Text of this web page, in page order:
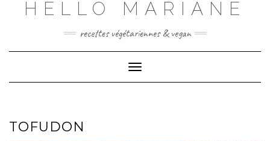
HELLO MARIANE
recettes végétariennes & vegan
Toggle
Navigation
TOFUDON